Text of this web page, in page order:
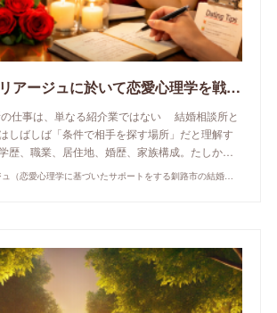
ショパン・マリアージュに於いて恋愛心理学を戦略的に活用する方法 ――出会いを「偶然」ではなく「理解と成長の設計」に変えるために
仕事は、単なる紹介業ではない 結婚相談所と
しばしば「条件で相手を探す場所」だと理解す
歴、職業、居住地、婚歴、家族構成。たしか…
ショパン・マリアージュ（恋愛心理学に基づいたサポートをする釧路市の結婚相談所）/ 全国結婚相談事業者連盟正規加盟店 / cherry-piano.com